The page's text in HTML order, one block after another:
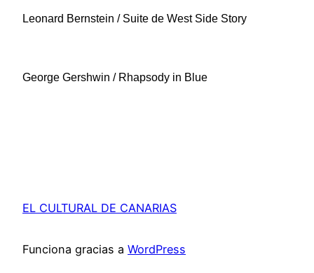
Leonard Bernstein / Suite de West Side Story
George Gershwin / Rhapsody in Blue
EL CULTURAL DE CANARIAS
Funciona gracias a WordPress